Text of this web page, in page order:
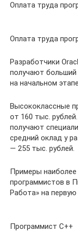
Оплата труда
Оплата труда
Разработчики
получают
на начальном
Высококлассные
от 160 тыс.
получают
средний оклад у
— 255 тыс. рублей.
Примеры
программистов в
Работа» на первую
Программист С++